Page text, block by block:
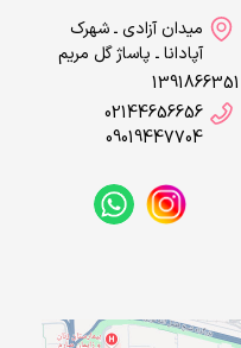
میدان آزادی ـ شهرک
آپادانا ـ پاساژ گل مریم
1391866351
02144656656
09019447704